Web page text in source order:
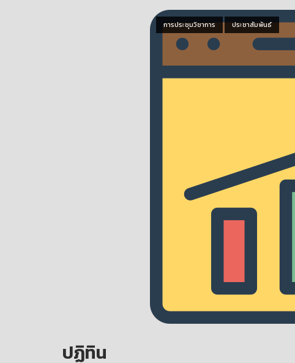
การประชุมวิชาการ ประชาสัมพันธ์
Open post
ปฏิทิน